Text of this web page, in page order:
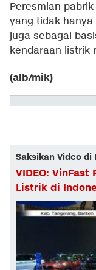
Peresmian
yang tidak
juga sebagai
kendaraan listrik
(alb/mik)
Saksikan Video di
VIDEO:
Listrik di